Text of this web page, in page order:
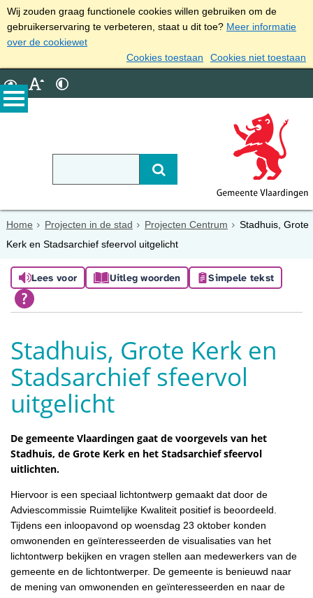
Wij zouden graag functionele cookies willen gebruiken om de
gebruikerservaring te verbeteren, staat u dit toe? Meer informatie
over de cookiewet
Cookies toestaan
Cookies niet toestaan
Home Projecten in de stad Projecten Centrum
Stadhuis, Grote
Kerk en Stadsarchief sfeervol uitgelicht
Lees voor Uitleg woorden Simpele tekst
Stadhuis, Grote Kerk en
Stadsarchief sfeervol
uitgelicht
De gemeente Vlaardingen gaat de voorgevels van het
Stadhuis, de Grote Kerk en het Stadsarchief sfeervol
uitlichten.
Hiervoor is een speciaal lichtontwerp gemaakt dat door de
Adviescommissie Ruimtelijke Kwaliteit positief is beoordeeld.
Tijdens een inloopavond op woensdag 23 oktober konden
omwonenden en geïnteresseerden de visualisaties van het
lichtontwerp bekijken en vragen stellen aan medewerkers van de
gemeente en de lichtontwerper. De gemeente is benieuwd naar
de mening van omwonenden en geïnteresseerden en naar de